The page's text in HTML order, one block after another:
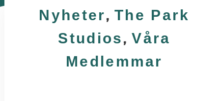
Nyheter,The Park
Studios,Våra
Medlemmar